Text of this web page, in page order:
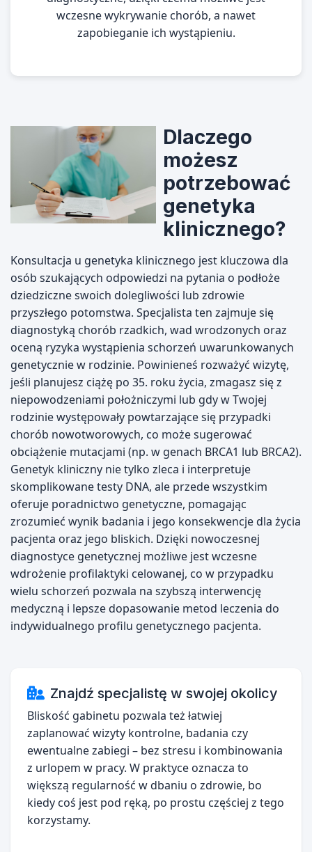
wczesne wykrywanie chorób, a nawet
zapobieganie ich wystąpieniu.
Dlaczego
możesz
potrzebować
genetyka
klinicznego?
Konsultacja u genetyka klinicznego jest kluczowa dla
osób szukających odpowiedzi na pytania o podłoże
dziedziczne swoich dolegliwości lub zdrowie
przyszłego potomstwa. Specjalista ten zajmuje się
diagnostyką chorób rzadkich, wad wrodzonych oraz
oceną ryzyka wystąpienia schorzeń uwarunkowanych
genetycznie w rodzinie. Powinieneś rozważyć wizytę,
jeśli planujesz ciążę po 35. roku życia, zmagasz się z
niepowodzeniami położniczymi lub gdy w Twojej
rodzinie występowały powtarzające się przypadki
chorób nowotworowych, co może sugerować
obciążenie mutacjami (np. w genach BRCA1 lub BRCA2).
Genetyk kliniczny nie tylko zleca i interpretuje
skomplikowane testy DNA, ale przede wszystkim
oferuje poradnictwo genetyczne, pomagając
zrozumieć wynik badania i jego konsekwencje dla życia
pacjenta oraz jego bliskich. Dzięki nowoczesnej
diagnostyce genetycznej możliwe jest wczesne
wdrożenie profilaktyki celowanej, co w przypadku
wielu schorzeń pozwala na szybszą interwencję
medyczną i lepsze dopasowanie metod leczenia do
indywidualnego profilu genetycznego pacjenta.
Znajdź specjalistę w swojej okolicy
Bliskość gabinetu pozwala też łatwiej
zaplanować wizyty kontrolne, badania czy
ewentualne zabiegi – bez stresu i kombinowania
z urlopem w pracy. W praktyce oznacza to
większą regularność w dbaniu o zdrowie, bo
kiedy coś jest pod ręką, po prostu częściej z tego
korzystamy.